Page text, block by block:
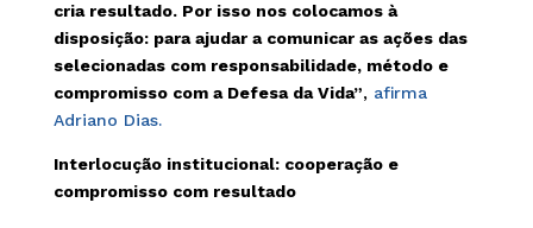
cria resultado. Por isso nos colocamos à
disposição: para ajudar a comunicar as ações das
selecionadas com responsabilidade, método e
compromisso com a Defesa da Vida”, afirma
Adriano Dias.
Interlocução institucional: cooperação e
compromisso com resultado